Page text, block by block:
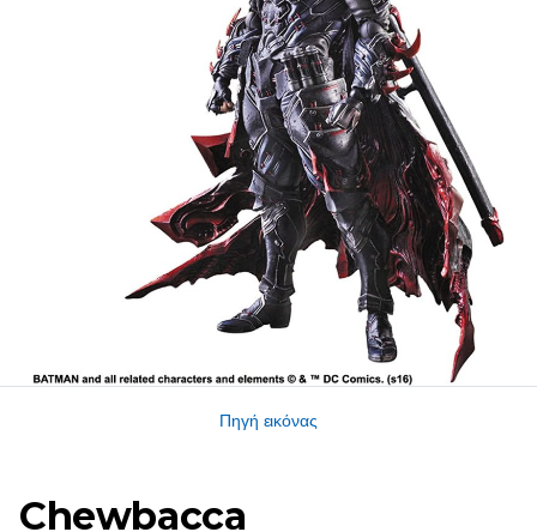
Πηγή εικόνας
Chewbacca